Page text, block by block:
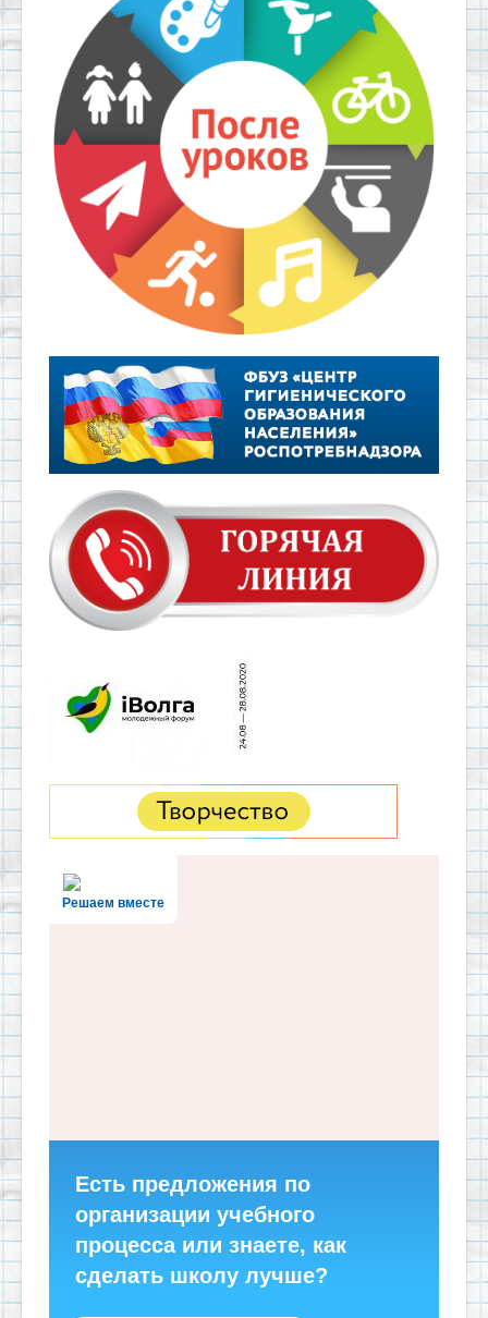
Решаем вместе
Есть предложения по
организации учебного
процесса или знаете, как
сделать школу лучше?